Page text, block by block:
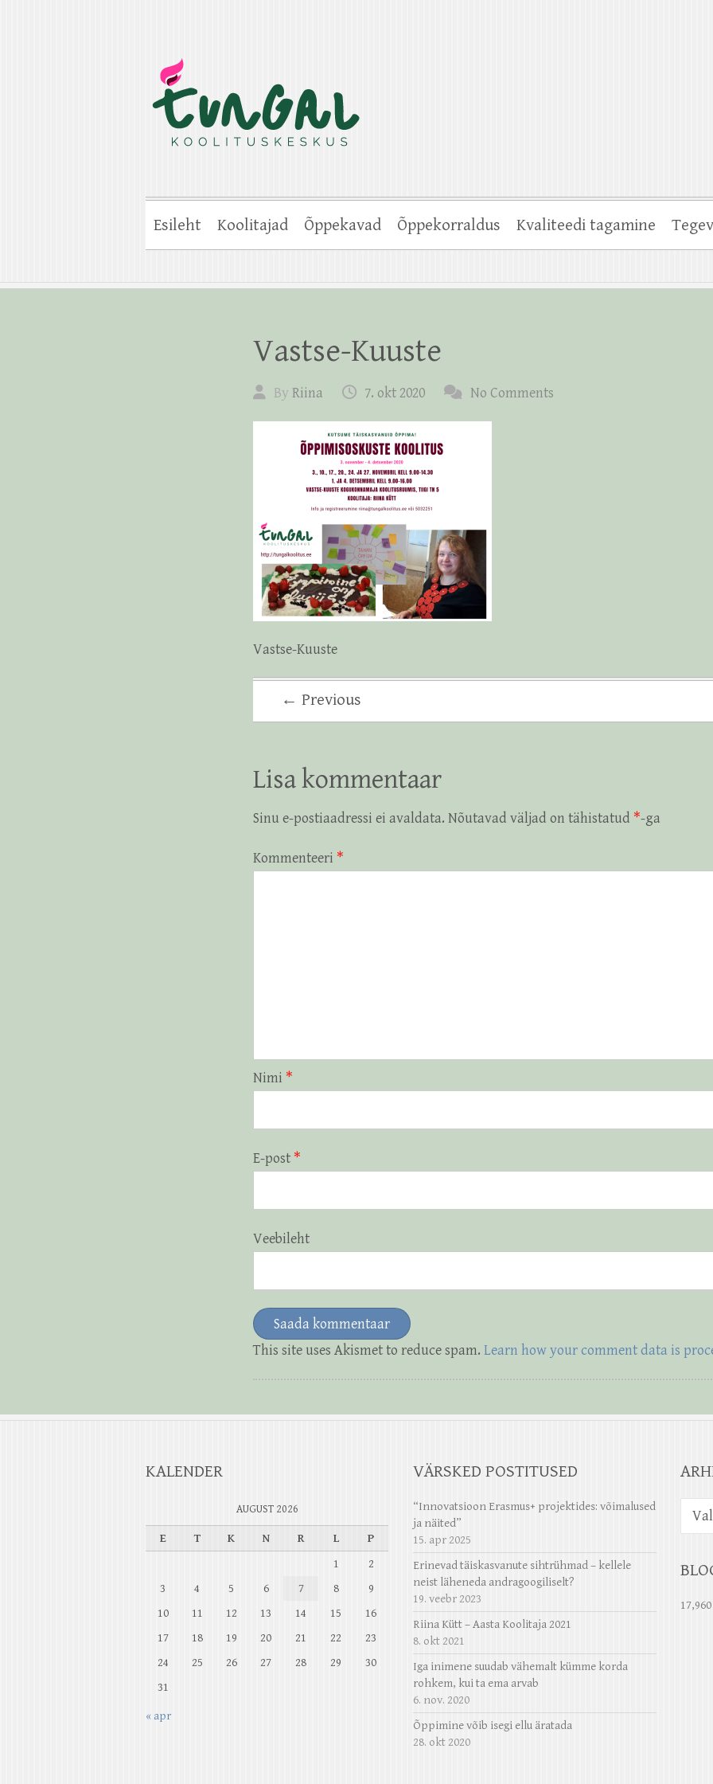
Esileht Koolitajad Õppekavad Õppekorraldus Kvaliteedi tagamine
Vastse-Kuuste
By Riina 7. okt 2020 No Comments
Vastse-Kuuste
← Previous
Lisa kommentaar
Sinu e-postiaadressi ei avaldata. Nõutavad väljad on tähistatud *-ga
Kommenteeri *
Nimi *
E-post *
Veebileht
This site uses Akismet to reduce spam. Learn how your comment data is
KALENDER
AUGUST 2026
E T K N R L
P
1
2
3
4 5 6 7 8
9
10
11 12 13 14 15
16
17
18 19 20 21 22
23
24
25 26 27 28 29
30
31
« apr
VÄRSKED POSTITUSED
“Innovatsioon Erasmus+ projektides: võimalused
ja näited”
15. apr 2025
Erinevad täiskasvanute sihtrühmad – kellele
neist läheneda andragoogiliselt?
19. veebr 2023
Riina Kütt – Aasta Koolitaja 2021
8. okt 2021
Iga inimene suudab vähemalt kümme korda
rohkem, kui ta ema arvab
6. nov. 2020
Õppimine võib isegi ellu äratada
28. okt 2020
17,960